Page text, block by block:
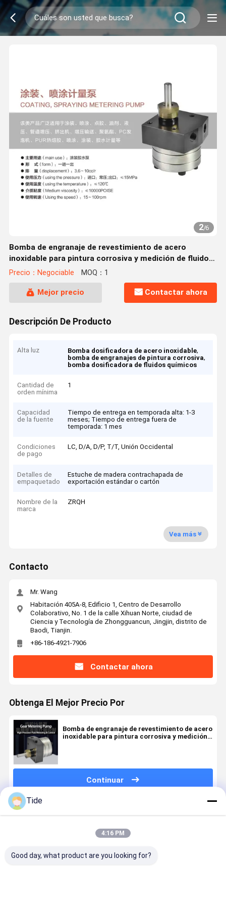
2/6
Bomba de engranaje de revestimiento de acero
inoxidable para pintura corrosiva y medición de fluidos
químicos
Precio：Negociable MOQ：1
Mejor precio Contactar ahora
Descripción De Producto
Alta luz Bomba dosificadora de acero inoxidable,
bomba de engranajes de pintura corrosiva,
bomba dosificadora de fluidos químicos
Cantidad de
orden mínima
1
Capacidad
de la fuente
Tiempo de entrega en temporada alta: 1-3
meses; Tiempo de entrega fuera de
temporada: 1 mes
Condiciones
de pago
LC, D/A, D/P, T/T, Unión Occidental
Detalles de
empaquetado
Estuche de madera contrachapada de
exportación estándar o cartón
Nombre de la
marca
ZRQH
Vea más
Contacto
Mr. Wang
Habitación 405A-8, Edificio 1, Centro de Desarrollo
Colaborativo, No. 1 de la calle Xihuan Norte, ciudad de
Ciencia y Tecnología de Zhongguancun, Jingjin, distrito de
Baodi, Tianjin.
+86-186-4921-7906
Contactar ahora
Obtenga El Mejor Precio Por
Bomba de engranaje de revestimiento de acero
inoxidable para pintura corrosiva y medición
Continuar
Productos Recomendados
Tide
4:16 PM
Good day, what product are you looking for?